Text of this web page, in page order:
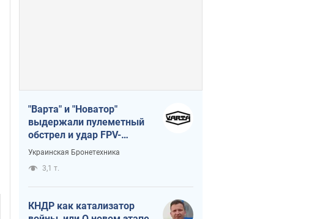
"Варта" и "Новатор"
выдержали пулеметный
обстрел и удар FPV-
дрона, сохранив жизнь
Украинская Бронетехника
3,1 т.
КНДР как катализатор